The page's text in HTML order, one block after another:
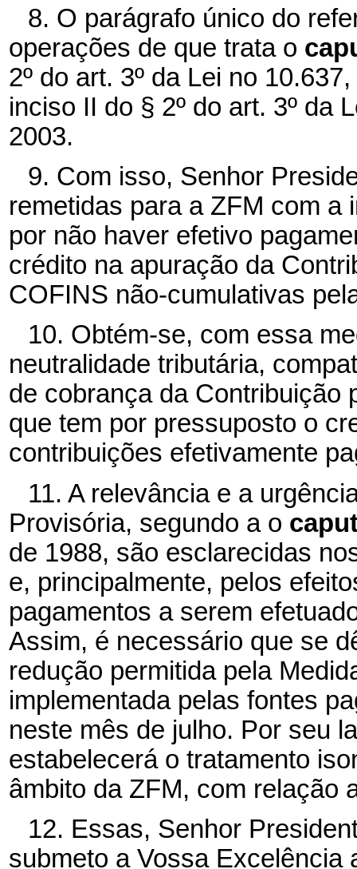
8. O parágrafo único do
operações de que trata o
2º do art. 3º da Lei no
inciso II do § 2º do art. 3º da
2003.
9. Com isso, Senhor
remetidas para a ZFM com a
por não haver efetivo
crédito na apuração da
COFINS não-cumulativas
10. Obtém-se, com essa
neutralidade tributária,
de cobrança da Contribuição
que tem por pressuposto o
contribuições efetivamente
11. A relevância e a
Provisória, segundo a o
de 1988, são esclarecidas
e, principalmente, pelos
pagamentos a serem
Assim, é necessário que se
redução permitida pela
implementada pelas fontes
neste mês de julho. Por seu
estabelecerá o tratamento
âmbito da ZFM, com relação
12. Essas, Senhor
submeto a Vossa Excelência